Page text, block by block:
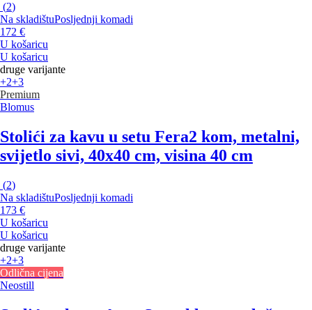
(2)
Na skladištuPosljednji komadi
172 €
U košaricu
U košaricu
druge varijante
+2+3
Premium
Blomus
Stolići za kavu u setu Fera2 kom, metalni,
svijetlo sivi, 40x40 cm, visina 40 cm
(2)
Na skladištuPosljednji komadi
173 €
U košaricu
U košaricu
druge varijante
+2+3
Odlična cijena
Neostill